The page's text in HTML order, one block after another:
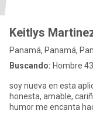
Keitlys
Panamá, Panamá,
Buscando: Hombre
soy nueva en esta
honesta, amable,
humor me encanta